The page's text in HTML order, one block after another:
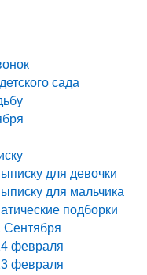
сада
для девочки
для мальчика
подборки
февраля
февраля